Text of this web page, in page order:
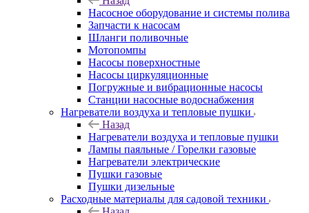
Насосное оборудование и системы полива
Запчасти к насосам
Шланги поливочные
Мотопомпы
Насосы поверхностные
Насосы циркуляционные
Погружные и вибрационные насосы
Станции насосные водоснабжения
Нагреватели воздуха и тепловые пушки
Назад
Нагреватели воздуха и тепловые пушки
Лампы паяльные / Горелки газовые
Нагреватели электрические
Пушки газовые
Пушки дизельные
Расходные материалы для садовой техники